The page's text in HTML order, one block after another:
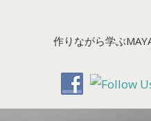
へ
作りながら学ぶ